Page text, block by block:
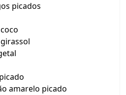
picados
amarelo picado